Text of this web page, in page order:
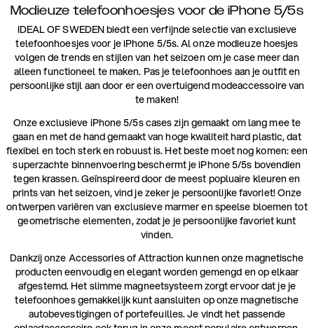
Modieuze telefoonhoesjes voor de iPhone 5/5s
IDEAL OF SWEDEN biedt een verfijnde selectie van exclusieve
telefoonhoesjes voor je iPhone 5/5s. Al onze modieuze hoesjes
volgen de trends en stijlen van het seizoen om je case meer dan
alleen functioneel te maken. Pas je telefoonhoes aan je outfit en
persoonlijke stijl aan door er een overtuigend modeaccessoire van
te maken!
Onze exclusieve iPhone 5/5s cases zijn gemaakt om lang mee te
gaan en met de hand gemaakt van hoge kwaliteit hard plastic, dat
flexibel en toch sterk en robuust is. Het beste moet nog komen: een
superzachte binnenvoering beschermt je iPhone 5/5s bovendien
tegen krassen. Geïnspireerd door de meest popluaire kleuren en
prints van het seizoen, vind je zeker je persoonlijke favoriet! Onze
ontwerpen variëren van exclusieve marmer en speelse bloemen tot
geometrische elementen, zodat je je persoonlijke favoriet kunt
vinden.
Dankzij onze Accessories of Attraction kunnen onze magnetische
producten eenvoudig en elegant worden gemengd en op elkaar
afgestemd. Het slimme magneetsysteem zorgt ervoor dat je je
telefoonhoes gemakkelijk kunt aansluiten op onze magnetische
autobevestigingen of portefeuilles. Je vindt het passende